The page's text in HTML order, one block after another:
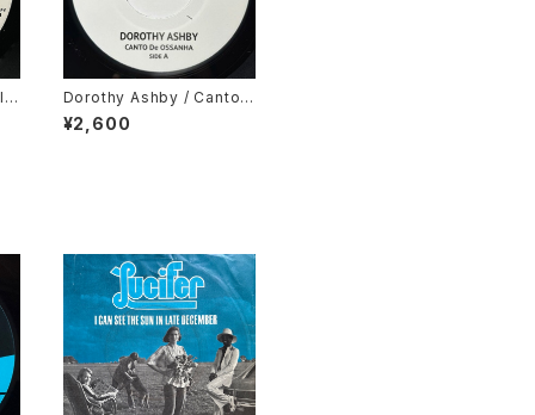
Dorothy Ashby / Canto
De Ossanha, Cause I Ne
ed It
¥2,600